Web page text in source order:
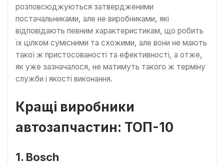
розповсюджуються затвердженими
постачальниками, але не виробниками, які
відповідають певним характеристикам, що робить
їх цілком сумісними та схожими, але вони не мають
такої ж пристосованості та ефективності, а отже,
як уже зазначалося, не матимуть такого ж терміну
служби і якості виконання.
Кращі виробники
автозапчастин: ТОП-10
1. Bosch